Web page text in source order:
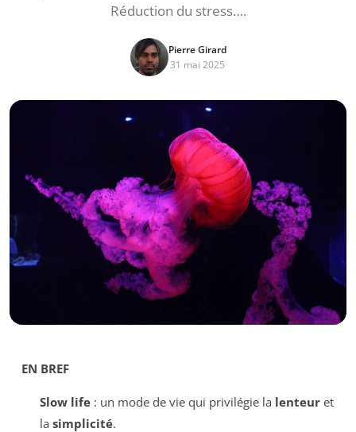
Réduction du stress….
Pierre Girard
31 mai 2025
EN BREF
Slow life: un mode de vie qui privilégie la lenteuret
la simplicité.